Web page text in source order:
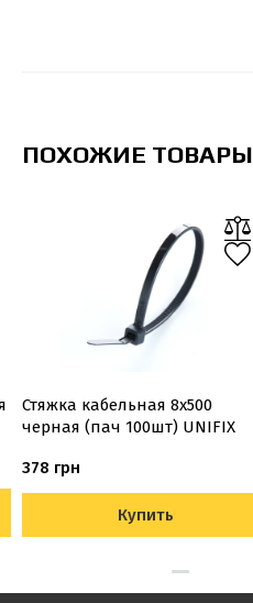
ПОХОЖИЕ ТОВАРЫ
Стяжка кабельная 8х500
черная (пач 100шт) UNIFIX
378 грн
Купить